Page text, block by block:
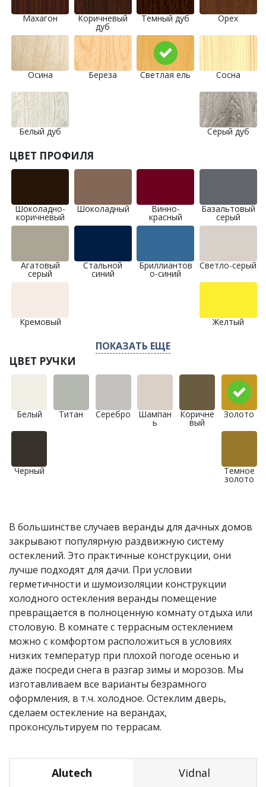
Махагон Коричневый
дуб
Темный дуб Орех
Осина Береза Светлая ель Сосна
Белый дуб Серый дуб
ЦВЕТ ПРОФИЛЯ
Шоколадно-
коричневый
Шоколадный Винно-
красный
Базальтовый
серый
Агатовый
серый
Стальной
синий
Бриллиантов
о-синий
Светло-серый
Кремовый Желтый
ПОКАЗАТЬ ЕЩЕ
ЦВЕТ РУЧКИ
Белый Титан Серебро Шампан
ь
Коричне
вый
Золото
Черный Темное
золото
В большинстве случаев веранды для дачных домов
закрывают популярную раздвижную систему
остеклений. Это практичные конструкции, они
лучше подходят для дачи. При условии
герметичности и шумоизоляции конструкции
холодного остекления веранды помещение
превращается в полноценную комнату отдыха или
столовую. В комнате с террасным остеклением
можно с комфортом расположиться в условиях
низких температур при плохой погоде осенью и
даже посреди снега в разгар зимы и морозов. Мы
изготавливаем все варианты безрамного
оформления, в т.ч. холодное. Остеклим дверь,
сделаем остекление на верандах,
проконсультируем по террасам.
Alutech Vidnal